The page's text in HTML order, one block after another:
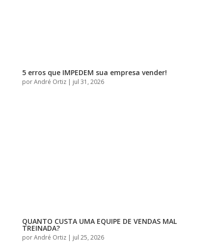
5 erros que IMPEDEM sua empresa vender!
porAndré Ortiz| jul 31, 2026
QUANTO CUSTA UMA EQUIPE DE VENDAS MAL
TREINADA?
porAndré Ortiz| jul 25, 2026